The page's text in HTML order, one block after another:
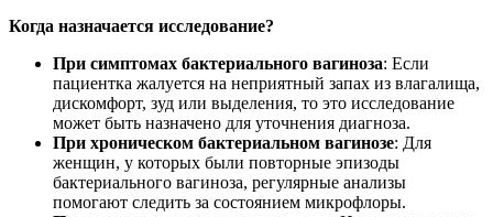
Когда назначается исследование?
При симптомах бактериального вагиноза: Если
пациентка жалуется на неприятный запах из влагалища,
дискомфорт, зуд или выделения, то это исследование
может быть назначено для уточнения диагноза.
При хроническом бактериальном вагинозе: Для
женщин, у которых были повторные эпизоды
бактериального вагиноза, регулярные анализы
помогают следить за состоянием микрофлоры.